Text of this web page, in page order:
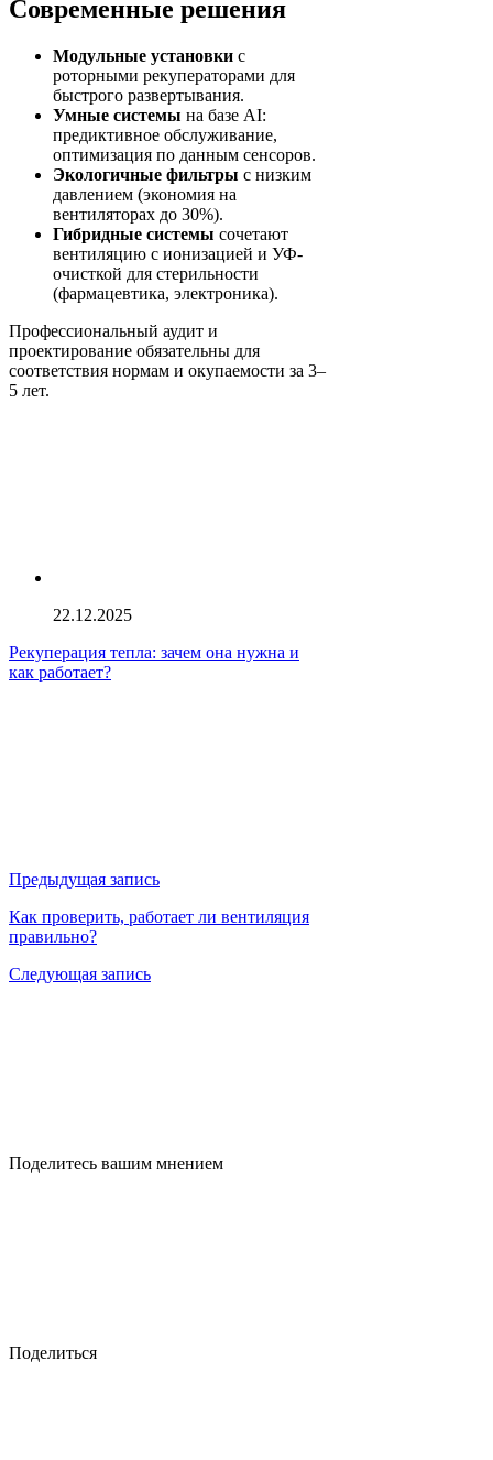
Современные решения
Модульные установки с
роторными рекуператорами для
быстрого развертывания.
Умные системы на базе AI:
предиктивное обслуживание,
оптимизация по данным сенсоров.
Экологичные фильтры с низким
давлением (экономия на
вентиляторах до 30%).
Гибридные системы сочетают
вентиляцию с ионизацией и УФ-
очисткой для стерильности
(фармацевтика, электроника).
Профессиональный аудит и
проектирование обязательны для
соответствия нормам и окупаемости за 3–
5 лет.
22.12.2025
Рекуперация тепла: зачем она нужна и
как работает?
Предыдущая запись
Как проверить, работает ли вентиляция
правильно?
Следующая запись
Поделитесь вашим мнением
Поделиться